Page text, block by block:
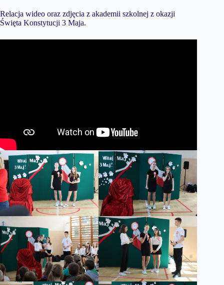
Relacja wideo oraz zdjęcia z akademii szkolnej z okazji
Święta Konstytucji 3 Maja.